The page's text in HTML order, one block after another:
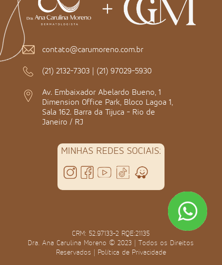
contato@carumoreno.com.br
(21) 2132-7303 | (21) 97029-5930
Av. Embaixador Abelardo Bueno, 1
Dimension Office Park, Bloco Lagoa 1,
Sala 162. Barra da Tijuca - Rio de
Janeiro / RJ
MINHAS REDES SOCIAIS:
CRM: 52.97133-2 RQE:21135
Dra. Ana Carulina Moreno © 2023 | Todos os Direitos
Reservados | Política de Privacidade